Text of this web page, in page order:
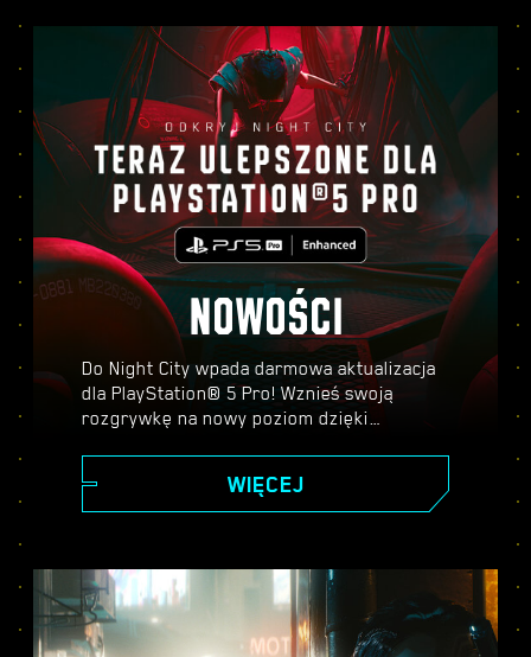
NOWOŚCI
Do Night City wpada darmowa aktualizacja
dla PlayStation® 5 Pro! Wznieś swoją
rozgrywkę na nowy poziom dzięki
wyższej liczbie klatek na sekundę i nie
tylko. Wybierz jeden z trzech trybów
Ray Tracing Pro — i odkryj wszystko, co
Cyberpunk 2077 na PS5® Pro ma do
zaoferowania.
WIĘCEJ